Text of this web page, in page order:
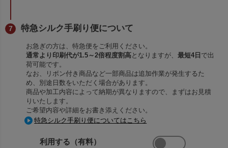
特急シルク手刷り便について
お急ぎの方は、特急便をご利用ください。
通常より印刷代が1.5～2倍程度割高となりますが、最短4日 で出
荷可能です。
なお、リボン付き商品など一部商品は追加作業が発生するた
め、別途日数をいただく場合があります。
商品や加工内容によって納期が異なりますので、まずはお見積
りいたします。
ご希望内容や詳細をお書き添えください。
特急シルク手刷り便についてはこちら
利用する（有料）